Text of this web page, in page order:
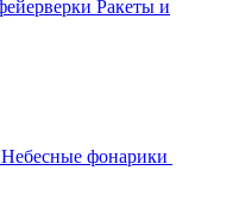
Ракеты и
Небесные фонарики